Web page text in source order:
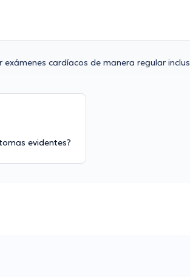
exámenes cardíacos de manera regular
evidentes?